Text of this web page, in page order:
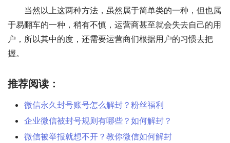
当然以上这两种方法，虽然属于简单类的一种，但也属
于易翻车的一种，稍有不慎，运营商甚至就会失去自己的用
户，所以其中的度，还需要运营商们根据用户的习惯去把
握。
推荐阅读：
微信永久封号账号怎么解封？粉丝福利
企业微信被封号规则有哪些？如何解封？
微信被举报就想不开？教你微信如何解封